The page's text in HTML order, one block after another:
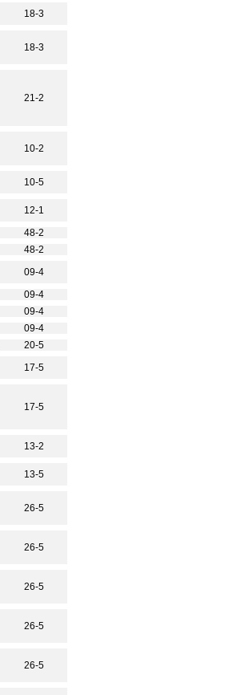
18-3
18-3
21-2
10-2
10-5
12-1
48-2
48-2
09-4
09-4
09-4
09-4
20-5
17-5
17-5
13-2
13-5
26-5
26-5
26-5
26-5
26-5